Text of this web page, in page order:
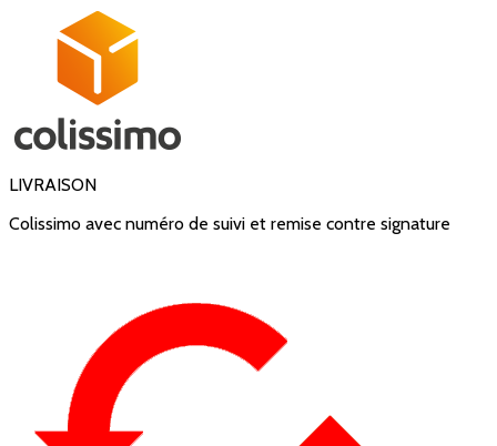
LIVRAISON
Colissimo avec numéro de suivi et remise contre signature